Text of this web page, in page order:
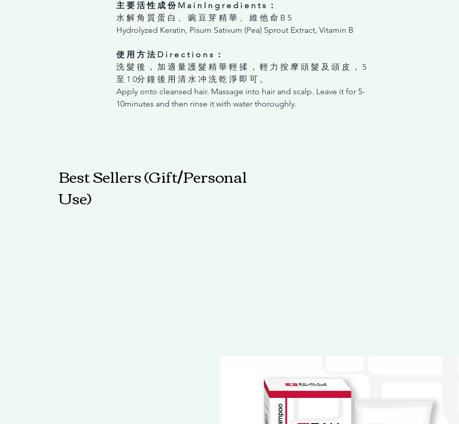
主 要 活 性 成 份 M a i n I n g r e d i e n t s ：
⽔ 解 ⾓ 質 蛋 ⽩ 、 豌 ⾖ 芽 精 華 、 維 他 命 B 5
Hydrolyzed Keratin, Pisum Sativum (Pea) Sprout Extract, Vitamin B
使 ⽤ ⽅ 法 D i r e c t i o n s ：
洗 髮 後 ， 加 適 量 護 髮 精 華 輕 揉 ， 輕 ⼒ 按 摩 頭 髮 及 頭 ⽪ ， 5
⾄ 1 0分 鐘 後 ⽤ 清 ⽔ 冲 洗 乾 淨 即 可 。
Apply onto cleansed hair. Massage into hair and scalp. Leave it for 5-
10minutes and then rinse it with water thoroughly.
Best Sellers (Gift/Personal
Use)